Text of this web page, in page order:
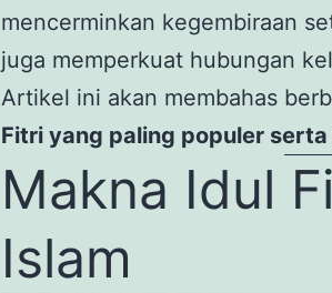
mencerminkan kegembiraan
juga memperkuat hubungan
Artikel ini akan membahas
Fitri yang paling populer
Makna Idul
Islam